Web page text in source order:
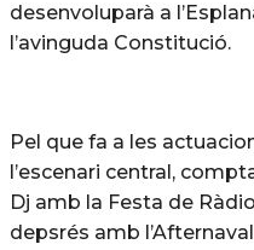
desenvoluparà a
l’avinguda Constitució.
Pel que fa a les
l’escenari central,
Dj amb la Festa de
depsrés amb